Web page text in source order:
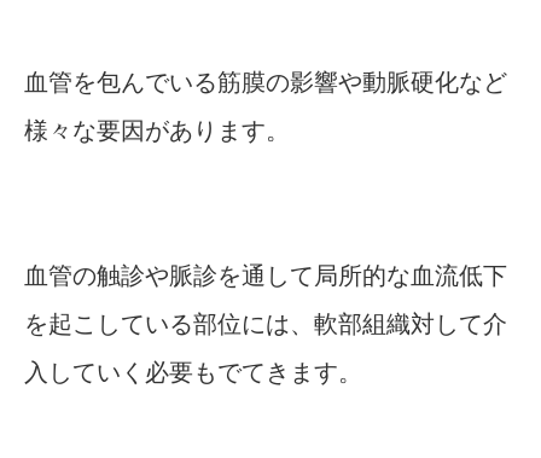
血管を包んでいる筋膜の影響や動脈硬化など
様々な要因があります。
血管の触診や脈診を通して局所的な血流低下
を起こしている部位には、軟部組織対して介
入していく必要もでてきます。